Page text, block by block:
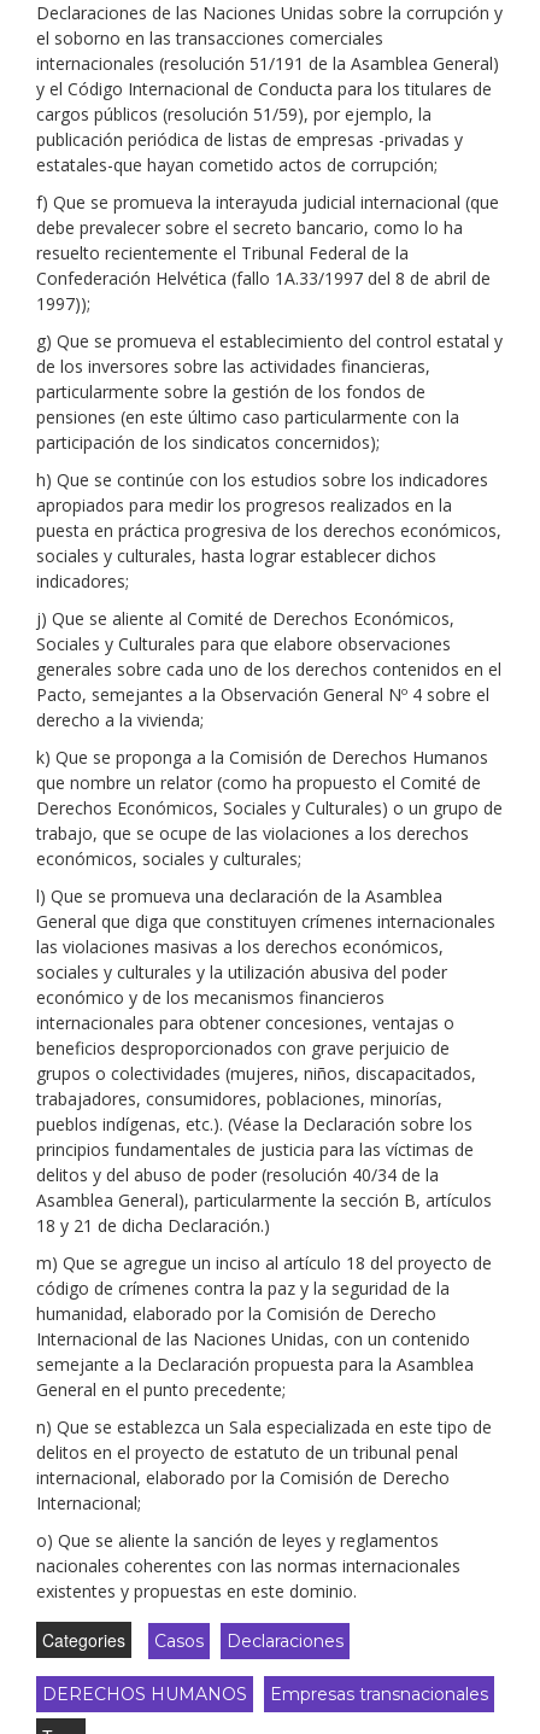
Declaraciones de las Naciones Unidas sobre la corrupción y
el soborno en las transacciones comerciales
internacionales (resolución 51/191 de la Asamblea General)
y el Código Internacional de Conducta para los titulares de
cargos públicos (resolución 51/59), por ejemplo, la
publicación periódica de listas de empresas -privadas y
estatales-que hayan cometido actos de corrupción;
f) Que se promueva la interayuda judicial internacional (que
debe prevalecer sobre el secreto bancario, como lo ha
resuelto recientemente el Tribunal Federal de la
Confederación Helvética (fallo 1A.33/1997 del 8 de abril de
1997));
g) Que se promueva el establecimiento del control estatal y
de los inversores sobre las actividades financieras,
particularmente sobre la gestión de los fondos de
pensiones (en este último caso particularmente con la
participación de los sindicatos concernidos);
h) Que se continúe con los estudios sobre los indicadores
apropiados para medir los progresos realizados en la
puesta en práctica progresiva de los derechos económicos,
sociales y culturales, hasta lograr establecer dichos
indicadores;
j) Que se aliente al Comité de Derechos Económicos,
Sociales y Culturales para que elabore observaciones
generales sobre cada uno de los derechos contenidos en el
Pacto, semejantes a la Observación General Nº 4 sobre el
derecho a la vivienda;
k) Que se proponga a la Comisión de Derechos Humanos
que nombre un relator (como ha propuesto el Comité de
Derechos Económicos, Sociales y Culturales) o un grupo de
trabajo, que se ocupe de las violaciones a los derechos
económicos, sociales y culturales;
l) Que se promueva una declaración de la Asamblea
General que diga que constituyen crímenes internacionales
las violaciones masivas a los derechos económicos,
sociales y culturales y la utilización abusiva del poder
económico y de los mecanismos financieros
internacionales para obtener concesiones, ventajas o
beneficios desproporcionados con grave perjuicio de
grupos o colectividades (mujeres, niños, discapacitados,
trabajadores, consumidores, poblaciones, minorías,
pueblos indígenas, etc.). (Véase la Declaración sobre los
principios fundamentales de justicia para las víctimas de
delitos y del abuso de poder (resolución 40/34 de la
Asamblea General), particularmente la sección B, artículos
18 y 21 de dicha Declaración.)
m) Que se agregue un inciso al artículo 18 del proyecto de
código de crímenes contra la paz y la seguridad de la
humanidad, elaborado por la Comisión de Derecho
Internacional de las Naciones Unidas, con un contenido
semejante a la Declaración propuesta para la Asamblea
General en el punto precedente;
n) Que se establezca un Sala especializada en este tipo de
delitos en el proyecto de estatuto de un tribunal penal
internacional, elaborado por la Comisión de Derecho
Internacional;
o) Que se aliente la sanción de leyes y reglamentos
nacionales coherentes con las normas internacionales
existentes y propuestas en este dominio.
Categories Casos Declaraciones
DERECHOS HUMANOS Empresas transnacionales